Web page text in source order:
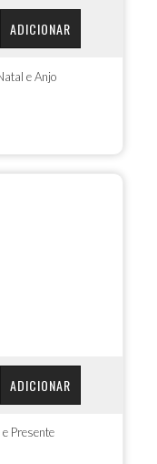
ADICIONAR
e Anjo
ADICIONAR
Presente